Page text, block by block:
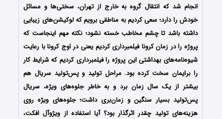
انجام شد که انتقال گروه به خارج از تهران، سختی‌ها و مسائل
خودش را دارد؛ سعی کردیم به مناطقی برویم که لوکیشن‌های زیبایی
داشته باشد تا چشم مخاطب خسته نشود؛ نکته مهم اینجاست که
پروژه را در زمان کرونا فیلمبرداری کردیم یعنی در اوج کرونا با رعایت
شیوه‌نامه‌های بهداشتی این پروژه را فیلمبرداری کردیم که شرایط کار
را برایمان سخت کرده بود. مراحل تولید و پس‌تولید سریال هم
بیشتر از یک سال زمان برد و به خاطر جلوه‌های ویژه، سریال
پس‌تولید بسیار سنگین و زمان‌بری داشت؛ جلوه‌های ویژه روی
هزینه‌های تولید چقدر اثرگذار بود؟ آیا استفاده از ویژوآل افکت،